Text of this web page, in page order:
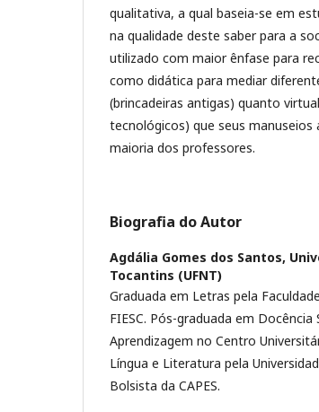
qualitativa, a qual baseia-se em
na qualidade deste saber para a
utilizado com maior ênfase para
como didática para mediar
(brincadeiras antigas) quanto
tecnológicos) que seus manuseios
maioria dos professores.
Biografia do Autor
Agdália Gomes dos Santos,
Tocantins (UFNT)
Graduada em Letras pela
FIESC. Pós-graduada em
Aprendizagem no Centro
Língua e Literatura pela
Bolsista da CAPES.